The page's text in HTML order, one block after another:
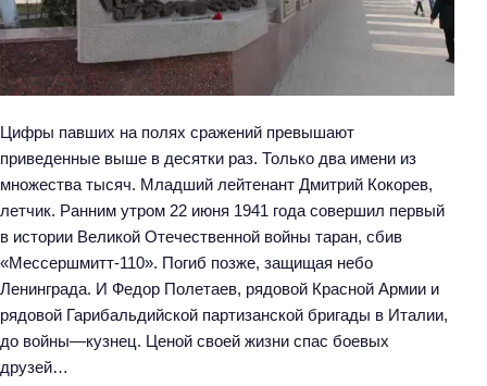
Цифры павших на полях сражений превышают
приведенные выше в десятки раз. Только два имени из
множества тысяч. Младший лейтенант Дмитрий Кокорев,
летчик. Ранним утром 22 июня 1941 года совершил первый
в истории Великой Отечественной войны таран, сбив
«Мессершмитт-110». Погиб позже, защищая небо
Ленинграда. И Федор Полетаев, рядовой Красной Армии и
рядовой Гарибальдийской партизанской бригады в Италии,
до войны—кузнец. Ценой своей жизни спас боевых
друзей…